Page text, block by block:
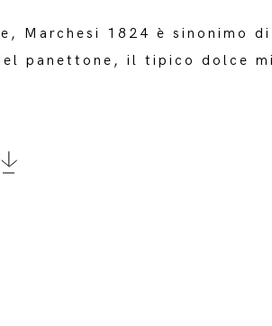
Marchesi 1824 è sinonimo
panettone, il tipico dolce